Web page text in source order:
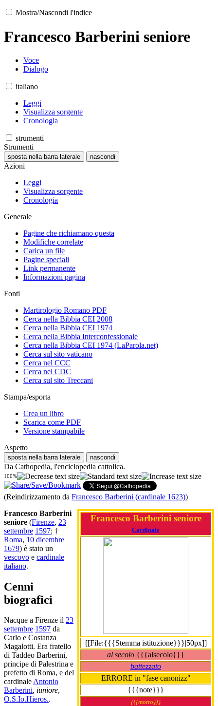
Mostra/Nascondi l'indice
Francesco Barberini seniore
Voce
Dialogo
italiano
Leggi
Visualizza sorgente
Cronologia
strumenti
Strumenti
sposta nella barra laterale nascondi
Azioni
Leggi
Visualizza sorgente
Cronologia
Generale
Pagine che richiamano questa
Modifiche correlate
Carica un file
Pagine speciali
Link permanente
Informazioni pagina
Fonti
Martirologio Romano PDF
Cerca nella Bibbia CEI 2008
Cerca nella Bibbia CEI 1974
Cerca nella Bibbia Interconfessionale
Cerca nella Bibbia CEI 1974 (LaParola.net)
Cerca sul sito vaticano
Cerca nel CCC
Cerca nel CDC
Cerca sul sito Treccani
Stampa/esporta
Crea un libro
Scarica come PDF
Versione stampabile
Aspetto
sposta nella barra laterale nascondi
Da Cathopedia, l'enciclopedia cattolica.
100%
(Reindirizzamento da Francesco Barberini (cardinale 1623))
Francesco Barberini seniore
Cardinale
[[File:{{{Stemma istituzione}}}|50px]]
al secolo {{{alsecolo}}}
battezzato
ERRORE in "fase canonizz"
{{{note}}}
{{{motto}}}
Francesco Barberini
seniore (Firenze, 23
settembre 1597; †
Roma, 10 dicembre
1679) è stato un
vescovo e cardinale
italiano.
Cenni
biografici
Nacque a Firenze il 23
settembre 1597 da
Carlo e Costanza
Magalotti. Era fratello
di Taddeo Barberini,
principe di Palestrina e
prefetto di Roma, e del
cardinaleAntonio
Barberini, iuniore,
O.S.Io.Hieros..